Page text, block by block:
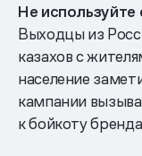
Не
Выходцы из
казахов с
население
кампании
к бойкоту